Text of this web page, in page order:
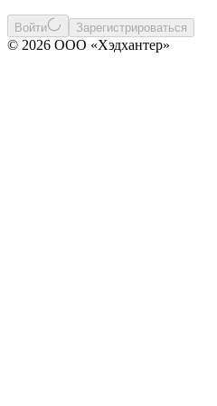
Войти Зарегистрироваться
© 2026 ООО «Хэдхантер»